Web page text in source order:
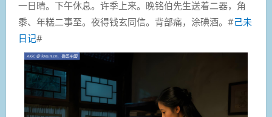
一日晴。下午休息。许季上来。晚铭伯先生送着二器，角
黍、年糕二事至。夜得钱玄同信。背部痛，涂碘酒。#己未
日记#